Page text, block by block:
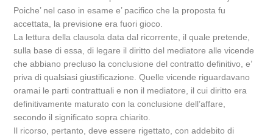
Poiche’ nel caso in esame e’ pacifico che la proposta fu
accettata, la previsione era fuori gioco.
La lettura della clausola data dal ricorrente, il quale pretende,
sulla base di essa, di legare il diritto del mediatore alle vicende
che abbiano precluso la conclusione del contratto definitivo, e’
priva di qualsiasi giustificazione. Quelle vicende riguardavano
oramai le parti contrattuali e non il mediatore, il cui diritto era
definitivamente maturato con la conclusione dell’affare,
secondo il significato sopra chiarito.
Il ricorso, pertanto, deve essere rigettato, con addebito di